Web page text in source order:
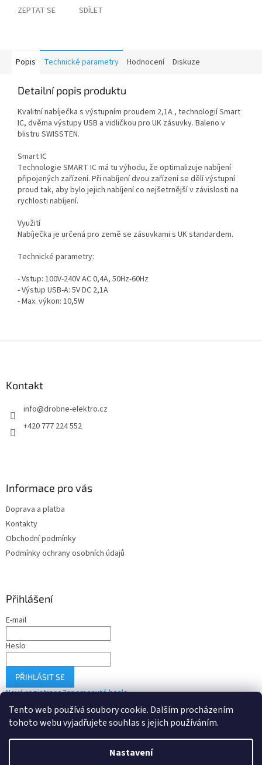
Tento web používá soubory cookie. Dalším procházením
tohoto webu vyjadřujete souhlas s jejich používáním.
Nastavení
ZEPTAT SE SDÍLET
Popis Technické parametry Hodnocení Diskuze
Detailní popis produktu
Kvalitní nabíječka s výstupním proudem 2,1A , technologií Smart
IC, dvěma výstupy USB a vidličkou pro UK zásuvky. Baleno v
blistru SWISSTEN.
Smart IC
Technologie SMART IC má tu výhodu, že optimalizuje nabíjení
připojených zařízení. Při nabíjení dvou zařízení se dělí výstupní
proud tak, aby bylo jejich nabíjení co nejšetrnější v závislosti na
rychlosti nabíjení.
Využití
Nabíječka je určená pro země se zásuvkami s UK standardem.
Technické parametry:
- Vstup: 100V-240V AC 0,4A, 50Hz-60Hz
- Výstup USB-A: 5V DC 2,1A
- Max. výkon: 10,5W
Kontakt
info@drobne-elektro.cz
+420 777 224 552
Informace pro vás
Doprava a platba
Kontakty
Obchodní podmínky
Podmínky ochrany osobních údajů
Přihlášení
E-mail
Heslo
PŘIHLÁSIT SE
Nová registraceZapomenuté heslo